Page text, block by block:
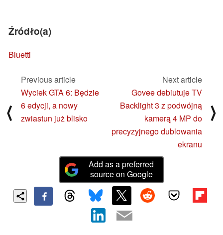
Źródło(a)
Bluetti
⟨
Previous article
Wyciek GTA 6: Będzie
6 edycji, a nowy
zwiastun już blisko
Next article
Govee debiutuje TV
Backlight 3 z podwójną
kamerą 4 MP do
precyzyjnego dublowania
ekranu
⟩
Add as a preferred
source on Google